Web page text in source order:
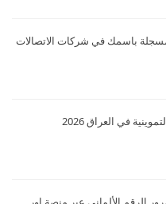
باسمك في شركات الاتصالات
في العراق 2026